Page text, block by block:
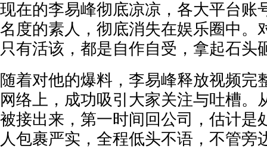
现在的李易峰彻底凉凉，各大平台账
名度的素人，彻底消失在娱乐圈中。
只有活该，都是自作自受，拿起石头
随着对他的爆料，李易峰释放视频完
网络上，成功吸引大家关注与吐槽。
被接出来，第一时间回公司，估计是
人包裹严实，全程低头不语，不管旁